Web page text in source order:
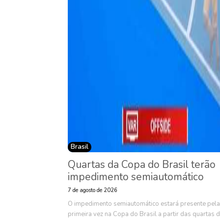
Brasil
Quartas da Copa do Brasil terão
impedimento semiautomático
7 de agosto de 2026
O impedimento semiautomático estará presente pela
primeira vez na Copa do Brasil a partir das quartas